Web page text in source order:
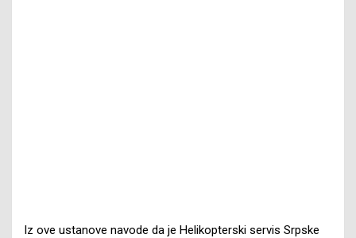
Iz ove ustanove navode da je Helikopterski servis Srpske